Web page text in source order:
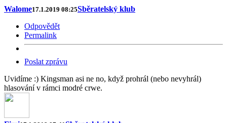
Walome17.1.2019 08:25Sběratelský klub
Odpovědět
Permalink
Poslat zprávu
Uvidíme :) Kingsman asi ne no, když prohrál (nebo nevyhrál)
hlasování v rámci modré crwe.